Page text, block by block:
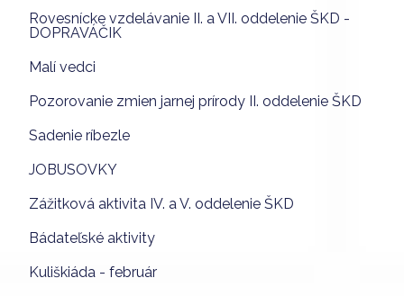
Rovesnícke vzdelávanie II. a VII. oddelenie ŠKD -
DOPRAVÁČIK
Malí vedci
Pozorovanie zmien jarnej prírody II. oddelenie ŠKD
Sadenie ríbezle
JOBUSOVKY
Zážitková aktivita IV. a V. oddelenie ŠKD
Bádateľské aktivity
Kuliškiáda - február